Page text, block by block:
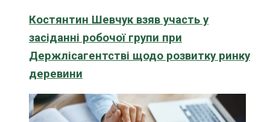
Костянтин Шевчук взяв участь у
засіданні робочої групи при
Держлісагентстві щодо розвитку ринку
деревини